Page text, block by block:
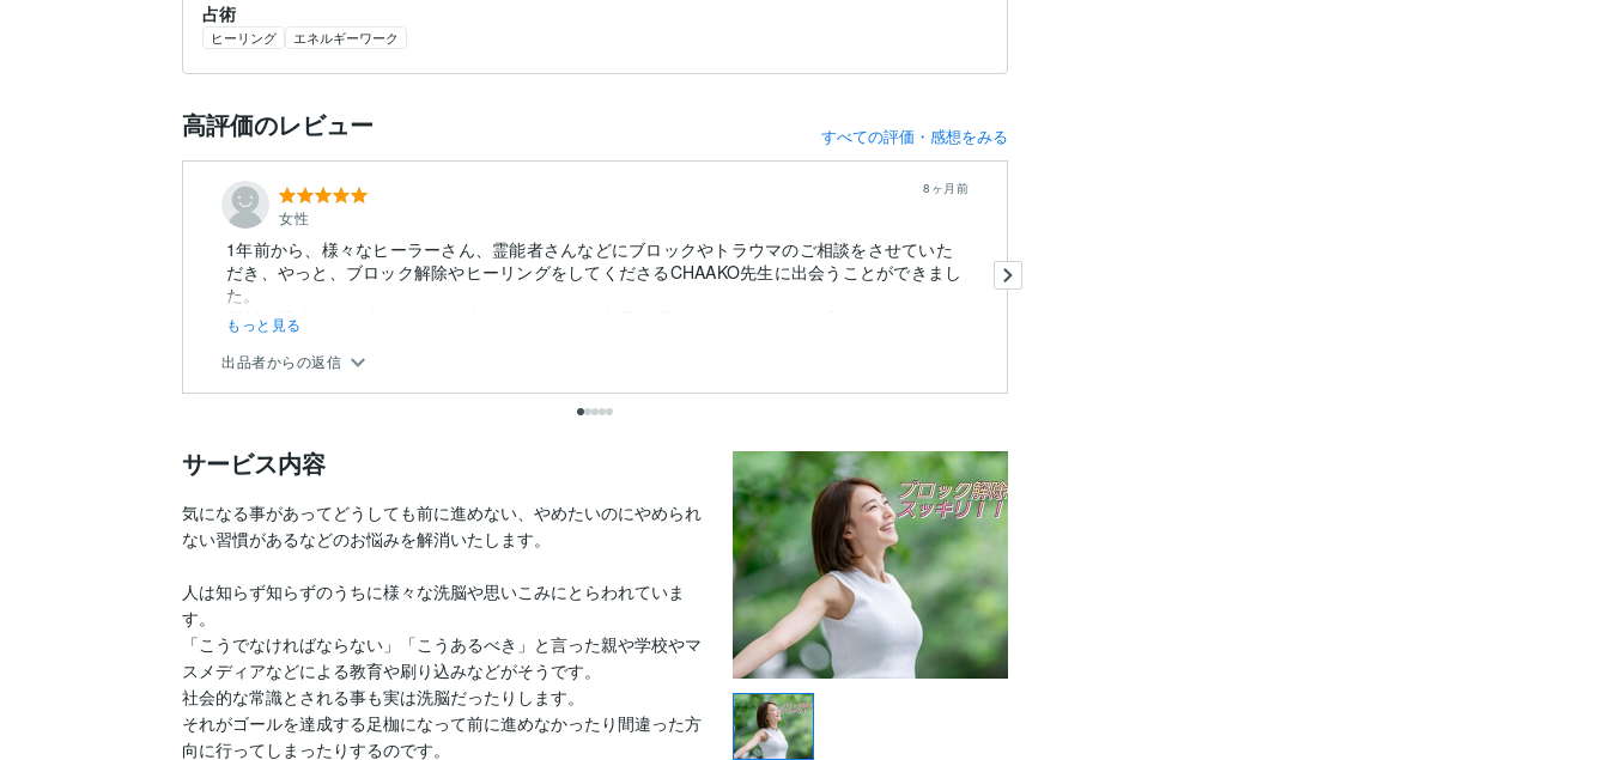
占術
ヒーリング エネルギーワーク
高評価のレビュー すべての評価・感想をみる
女性
8ヶ月前
1年前から、様々なヒーラーさん、霊能者さんなどにブロックやトラウマのご相談をさせていた
だき、やっと、ブロック解除やヒーリングをしてくださるCHAAKO先生に出会うことができまし
た。
CHAAKO先生のお力によって、本当にトラウマに効果を感じたばかりでなく、C...
もっと見る
出品者からの返信
サービス内容
気になる事があってどうしても前に進めない、やめたいのにやめられ
ない習慣があるなどのお悩みを解消いたします。
人は知らず知らずのうちに様々な洗脳や思いこみにとらわれていま
す。
「こうでなければならない」「こうあるべき」と言った親や学校やマ
スメディアなどによる教育や刷り込みなどがそうです。
社会的な常識とされる事も実は洗脳だったりします。
それがゴールを達成する足枷になって前に進めなかったり間違った方
向に行ってしまったりするのです。